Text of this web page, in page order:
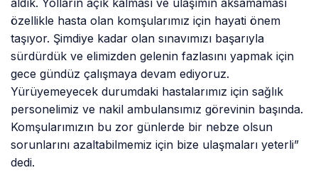
özellikle hasta olan komşularımız için hayati önem
taşıyor. Şimdiye kadar olan sınavımızı başarıyla
sürdürdük ve elimizden gelenin fazlasını yapmak için
gece gündüz çalışmaya devam ediyoruz.
Yürüyemeyecek durumdaki hastalarımız için sağlık
personelimiz ve nakil ambulansımız görevinin başında.
Komşularımızın bu zor günlerde bir nebze olsun
sorunlarını azaltabilmemiz için bize ulaşmaları yeterli”
dedi.